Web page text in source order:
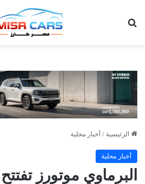
الرئيسية / أخبار محلية
أخبار محلية
البرماوي موتورز